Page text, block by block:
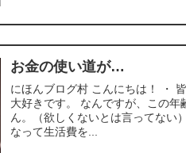
お金の使い道が…
にほんブログ村 こんにちは！ ・
大好きです。 なんですが、この
ん。（欲しくないとは言ってない
なって生活費を...